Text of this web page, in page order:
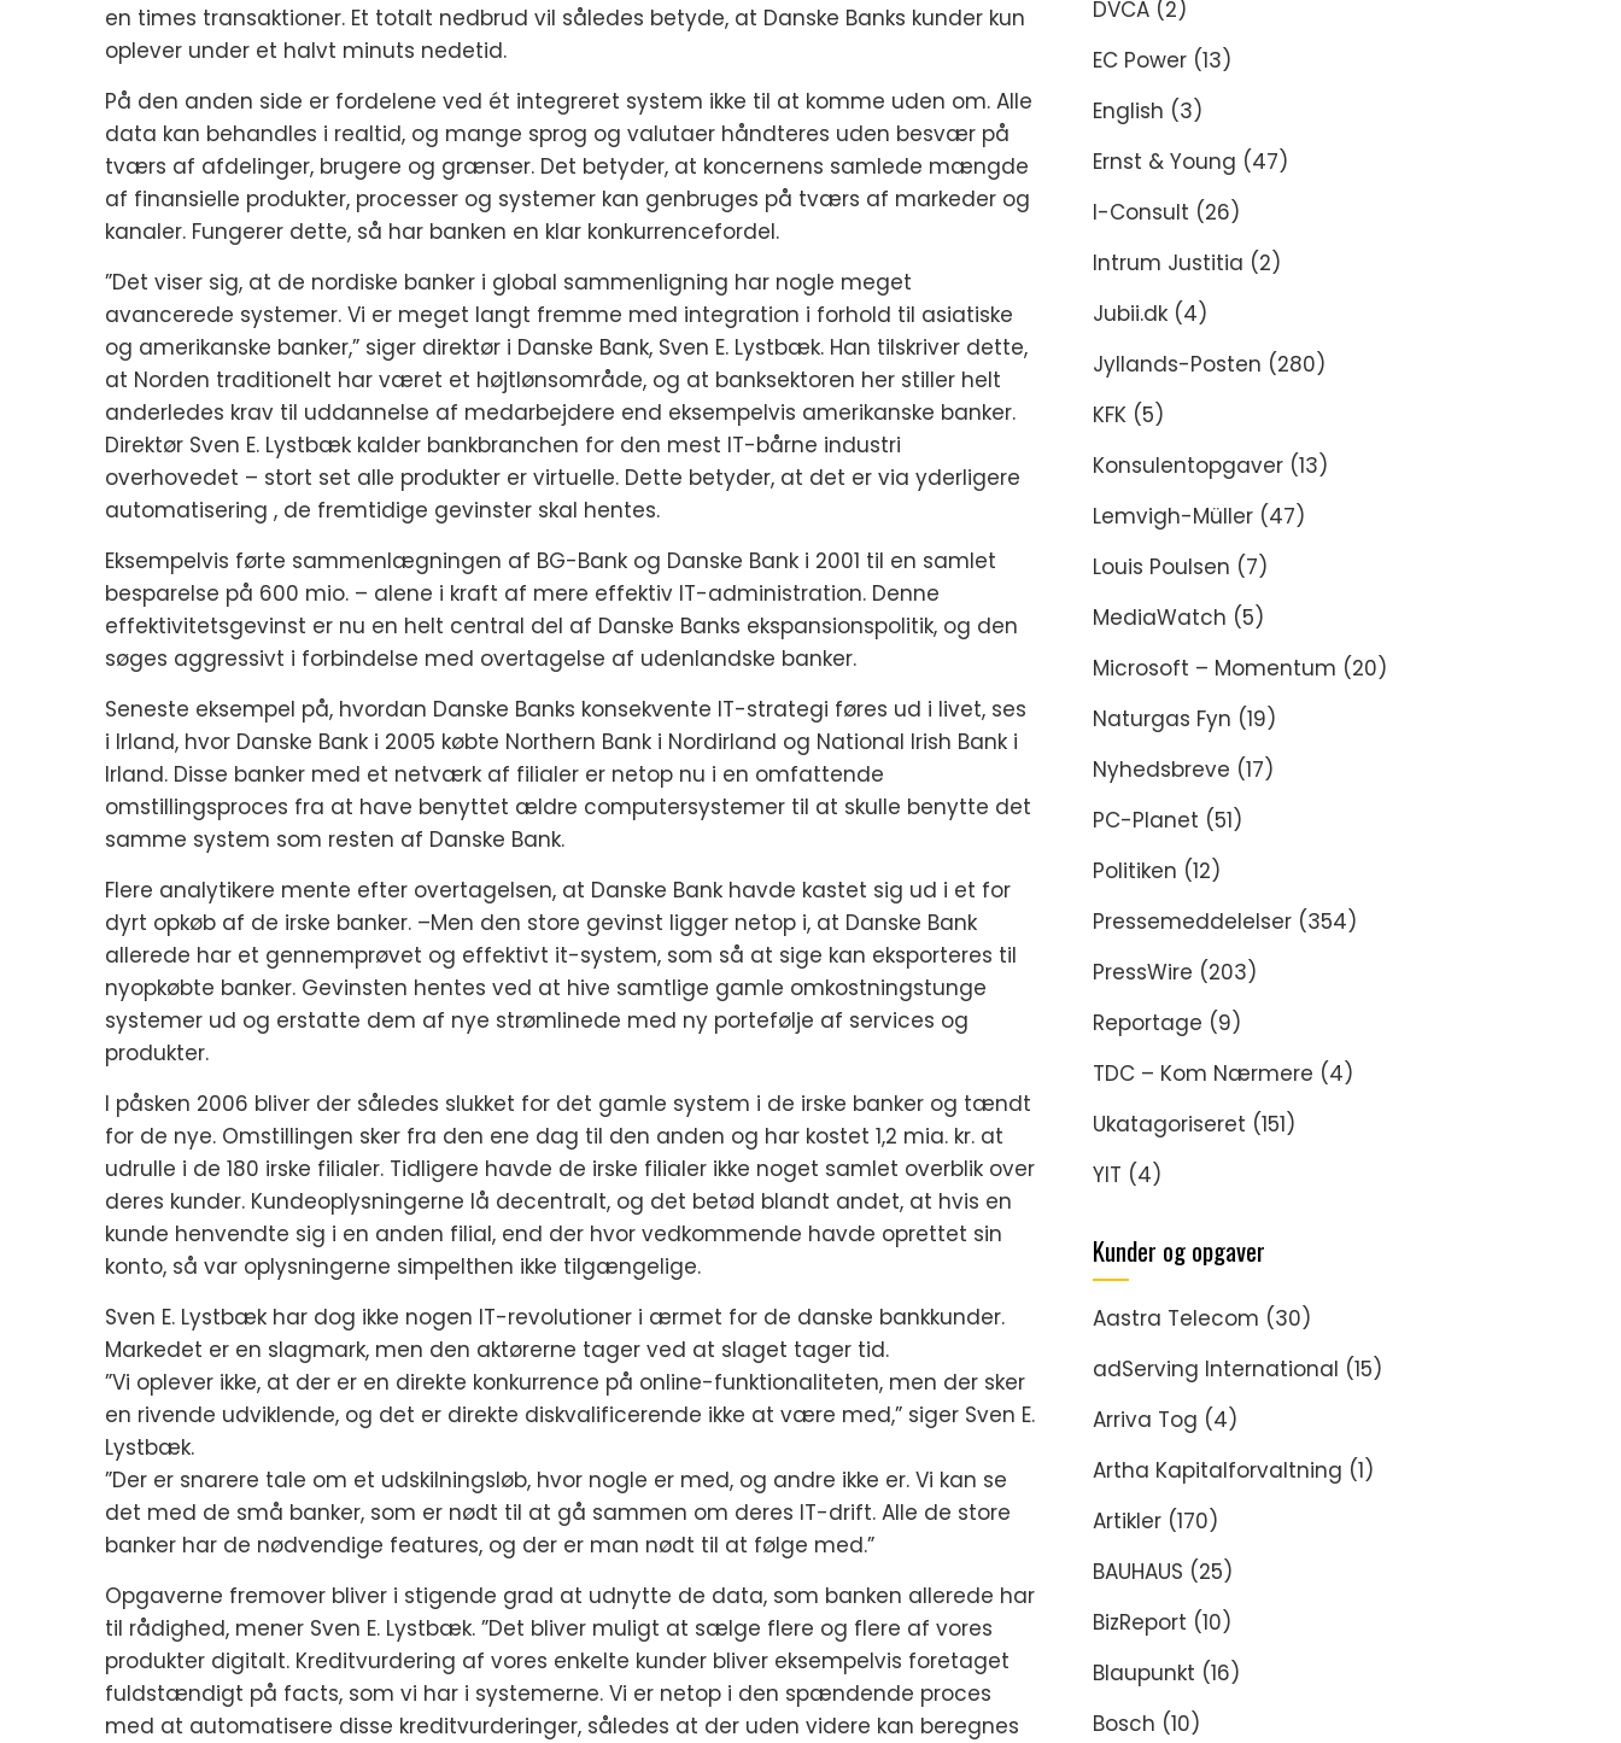
en times transaktioner. Et totalt nedbrud vil således betyde, at Danske Banks kunder kun
oplever under et halvt minuts nedetid.
På den anden side er fordelene ved ét integreret system ikke til at komme uden om. Alle
data kan behandles i realtid, og mange sprog og valutaer håndteres uden besvær på
tværs af afdelinger, brugere og grænser. Det betyder, at koncernens samlede mængde
af finansielle produkter, processer og systemer kan genbruges på tværs af markeder og
kanaler. Fungerer dette, så har banken en klar konkurrencefordel.
”Det viser sig, at de nordiske banker i global sammenligning har nogle meget
avancerede systemer. Vi er meget langt fremme med integration i forhold til asiatiske
og amerikanske banker,” siger direktør i Danske Bank, Sven E. Lystbæk. Han tilskriver dette,
at Norden traditionelt har været et højtlønsområde, og at banksektoren her stiller helt
anderledes krav til uddannelse af medarbejdere end eksempelvis amerikanske banker.
Direktør Sven E. Lystbæk kalder bankbranchen for den mest IT-bårne industri
overhovedet – stort set alle produkter er virtuelle. Dette betyder, at det er via yderligere
automatisering , de fremtidige gevinster skal hentes.
Eksempelvis førte sammenlægningen af BG-Bank og Danske Bank i 2001 til en samlet
besparelse på 600 mio. – alene i kraft af mere effektiv IT-administration. Denne
effektivitetsgevinst er nu en helt central del af Danske Banks ekspansionspolitik, og den
søges aggressivt i forbindelse med overtagelse af udenlandske banker.
Seneste eksempel på, hvordan Danske Banks konsekvente IT-strategi føres ud i livet, ses
i Irland, hvor Danske Bank i 2005 købte Northern Bank i Nordirland og National Irish Bank i
Irland. Disse banker med et netværk af filialer er netop nu i en omfattende
omstillingsproces fra at have benyttet ældre computersystemer til at skulle benytte det
samme system som resten af Danske Bank.
Flere analytikere mente efter overtagelsen, at Danske Bank havde kastet sig ud i et for
dyrt opkøb af de irske banker. –Men den store gevinst ligger netop i, at Danske Bank
allerede har et gennemprøvet og effektivt it-system, som så at sige kan eksporteres til
nyopkøbte banker. Gevinsten hentes ved at hive samtlige gamle omkostningstunge
systemer ud og erstatte dem af nye strømlinede med ny portefølje af services og
produkter.
I påsken 2006 bliver der således slukket for det gamle system i de irske banker og tændt
for de nye. Omstillingen sker fra den ene dag til den anden og har kostet 1,2 mia. kr. at
udrulle i de 180 irske filialer. Tidligere havde de irske filialer ikke noget samlet overblik over
deres kunder. Kundeoplysningerne lå decentralt, og det betød blandt andet, at hvis en
kunde henvendte sig i en anden filial, end der hvor vedkommende havde oprettet sin
konto, så var oplysningerne simpelthen ikke tilgængelige.
Sven E. Lystbæk har dog ikke nogen IT-revolutioner i ærmet for de danske bankkunder.
Markedet er en slagmark, men den aktørerne tager ved at slaget tager tid.
”Vi oplever ikke, at der er en direkte konkurrence på online-funktionaliteten, men der sker
en rivende udviklende, og det er direkte diskvalificerende ikke at være med,” siger Sven E.
Lystbæk.
”Der er snarere tale om et udskilningsløb, hvor nogle er med, og andre ikke er. Vi kan se
det med de små banker, som er nødt til at gå sammen om deres IT-drift. Alle de store
banker har de nødvendige features, og der er man nødt til at følge med.”
Opgaverne fremover bliver i stigende grad at udnytte de data, som banken allerede har
til rådighed, mener Sven E. Lystbæk. ”Det bliver muligt at sælge flere og flere af vores
produkter digitalt. Kreditvurdering af vores enkelte kunder bliver eksempelvis foretaget
fuldstændigt på facts, som vi har i systemerne. Vi er netop i den spændende proces
med at automatisere disse kreditvurderinger, således at der uden videre kan beregnes
DVCA (2)
EC Power (13)
English (3)
Ernst & Young (47)
I-Consult (26)
Intrum Justitia (2)
Jubii.dk (4)
Jyllands-Posten (280)
KFK (5)
Konsulentopgaver (13)
Lemvigh-Müller (47)
Louis Poulsen (7)
MediaWatch (5)
Microsoft – Momentum (20)
Naturgas Fyn (19)
Nyhedsbreve (17)
PC-Planet (51)
Politiken (12)
Pressemeddelelser (354)
PressWire (203)
Reportage (9)
TDC – Kom Nærmere (4)
Ukatagoriseret (151)
YIT (4)
Kunder og opgaver
Aastra Telecom (30)
adServing International (15)
Arriva Tog (4)
Artha Kapitalforvaltning (1)
Artikler (170)
BAUHAUS (25)
BizReport (10)
Blaupunkt (16)
Bosch (10)